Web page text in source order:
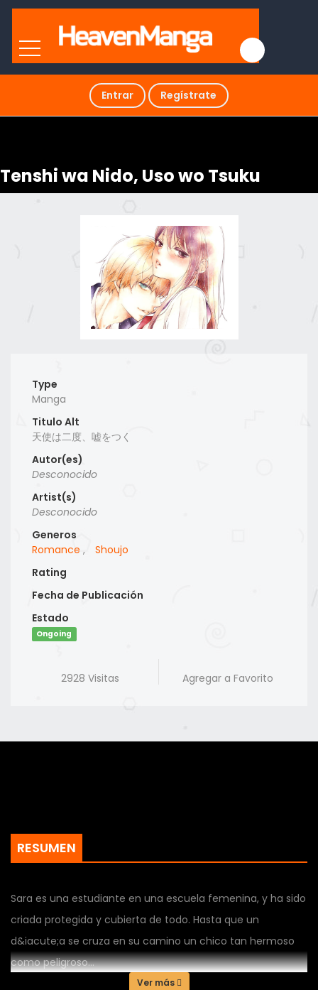
Entrar Regístrate
Tenshi wa Nido, Uso wo Tsuku
Type
Manga
Titulo Alt
天使は二度、嘘をつく
Autor(es)
Desconocido
Artist(s)
Desconocido
Generos
Romance ,
Shoujo
Rating
Fecha de Publicación
Estado
Ongoing
2928 Visitas Agregar a Favorito
RESUMEN
Sara es una estudiante en una escuela femenina, y ha sido
criada protegida y cubierta de todo. Hasta que un
d&iacute;a se cruza en su camino un chico tan hermoso
como peligroso...
Ver más